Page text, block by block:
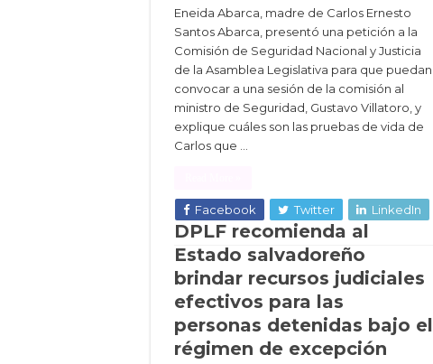
Eneida Abarca, madre de Carlos Ernesto
Santos Abarca, presentó una petición a la
Comisión de Seguridad Nacional y Justicia
de la Asamblea Legislativa para que puedan
convocar a una sesión de la comisión al
ministro de Seguridad, Gustavo Villatoro, y
explique cuáles son las pruebas de vida de
Carlos que …
Facebook Twitter LinkedIn
DPLF recomienda al
Estado salvadoreño
brindar recursos judiciales
efectivos para las
personas detenidas bajo el
régimen de excepción